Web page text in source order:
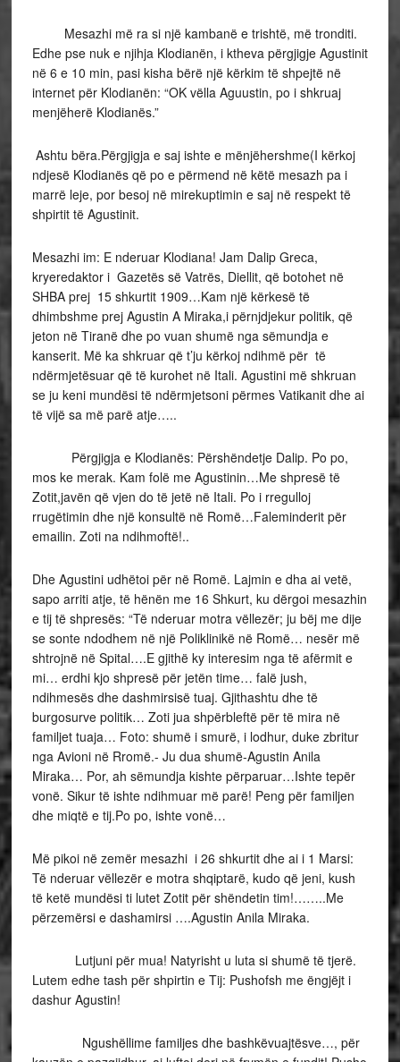
Mesazhi më ra si një kambanë e trishtë, më tronditi.
Edhe pse nuk e njihja Klodianën, i ktheva përgjigje Agustinit
në 6 e 10 min, pasi kisha bërë një kërkim të shpejtë në
internet për Klodianën: “OK vëlla Aguustin, po i shkruaj
menjëherë Klodianës.”
Ashtu bëra.Përgjigja e saj ishte e mënjëhershme(I kërkoj
ndjesë Klodianës që po e përmend në këtë mesazh pa i
marrë leje, por besoj në mirekuptimin e saj në respekt të
shpirtit të Agustinit.
Mesazhi im: E nderuar Klodiana! Jam Dalip Greca,
kryeredaktor i Gazetës së Vatrës, Diellit, që botohet në
SHBA prej 15 shkurtit 1909…Kam një kërkesë të
dhimbshme prej Agustin A Miraka,i përnjdjekur politik, që
jeton në Tiranë dhe po vuan shumë nga sëmundja e
kanserit. Më ka shkruar që t’ju kërkoj ndihmë për të
ndërmjetësuar që të kurohet në Itali. Agustini më shkruan
se ju keni mundësi të ndërmjetsoni përmes Vatikanit dhe ai
të vijë sa më parë atje…..
Përgjigja e Klodianës: Përshëndetje Dalip. Po po,
mos ke merak. Kam folë me Agustinin…Me shpresë të
Zotit,javën që vjen do të jetë në Itali. Po i rregulloj
rrugëtimin dhe një konsultë në Romë…Faleminderit për
emailin. Zoti na ndihmoftë!..
Dhe Agustini udhëtoi për në Romë. Lajmin e dha ai vetë,
sapo arriti atje, të hënën me 16 Shkurt, ku dërgoi mesazhin
e tij të shpresës: “Të nderuar motra vëllezër; ju bëj me dije
se sonte ndodhem në një Poliklinikë në Romë… nesër më
shtrojnë në Spital….E gjithë ky interesim nga të afërmit e
mi… erdhi kjo shpresë për jetën time… falë jush,
ndihmesës dhe dashmirsisë tuaj. Gjithashtu dhe të
burgosurve politik… Zoti jua shpërbleftë për të mira në
familjet tuaja… Foto: shumë i smurë, i lodhur, duke zbritur
nga Avioni në Rromë.- Ju dua shumë-Agustin Anila
Miraka… Por, ah sëmundja kishte përparuar…Ishte tepër
vonë. Sikur të ishte ndihmuar më parë! Peng për familjen
dhe miqtë e tij.Po po, ishte vonë…
Më pikoi në zemër mesazhi i 26 shkurtit dhe ai i 1 Marsi:
Të nderuar vëllezër e motra shqiptarë, kudo që jeni, kush
të ketë mundësi ti lutet Zotit për shëndetin tim!……..Me
përzemërsi e dashamirsi ….Agustin Anila Miraka.
Lutjuni për mua! Natyrisht u luta si shumë të tjerë.
Lutem edhe tash për shpirtin e Tij: Pushofsh me ëngjëjt i
dashur Agustin!
Ngushëllime familjes dhe bashkëvuajtësve…, për